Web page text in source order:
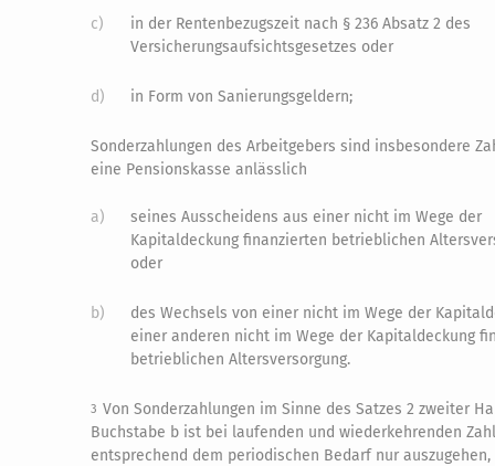
c)
in der Rentenbezugszeit nach § 236 Absatz 2 des
Versicherungsaufsichtsgesetzes oder
d) in Form von Sanierungsgeldern;
Sonderzahlungen des Arbeitgebers sind insbesondere
eine Pensionskasse anlässlich
a)
seines Ausscheidens aus einer nicht im Wege der
Kapitaldeckung finanzierten betrieblichen
oder
b)
des Wechsels von einer nicht im Wege der
einer anderen nicht im Wege der Kapitaldeckung
betrieblichen Altersversorgung.
3 Von Sonderzahlungen im Sinne des Satzes 2 zweiter
Buchstabe b ist bei laufenden und wiederkehrenden
entsprechend dem periodischen Bedarf nur